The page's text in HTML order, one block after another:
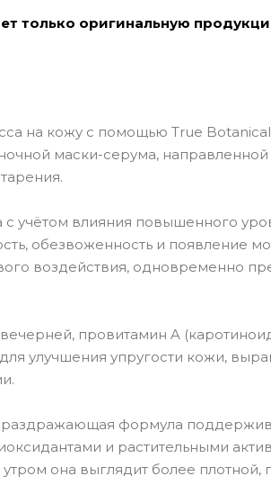
только оригинальную
на кожу с помощью True
маски-серума,
учётом влияния повышенного
обезвоженность и появление
воздействия, одновременно
провитамин A
улучшения упругости кожи,
формула
и растительными
она выглядит более плотной,